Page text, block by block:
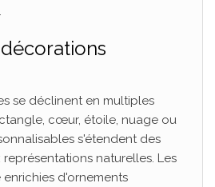
se déclinent en multiples
cœur, étoile, nuage ou
s'étendent des
naturelles. Les
d'ornements